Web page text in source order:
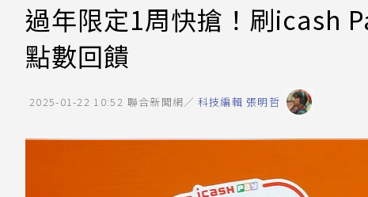
過年限定1周快搶！刷icash
點數回饋
2025-01-22 10:52 聯合新聞網／ 科技編輯 張明哲